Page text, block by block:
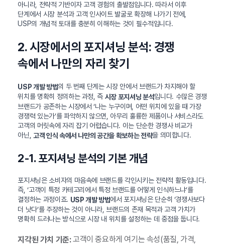
아니라, 전략적 기반이자 고객 경험의 출발점입니다. 따라서 이후
단계에서 시장 분석과 고객 인사이트 발굴로 확장해 나가기 전에,
USP의 개념적 토대를 충분히 이해하는 것이 필수적입니다.
2. 시장에서의 포지셔닝 분석: 경쟁
속에서 나만의 자리 찾기
USP 개발 방법의 두 번째 단계는 시장 안에서 브랜드가 차지해야 할
위치를 명확히 정의하는 과정, 즉 시장 포지셔닝 분석입니다. 수많은 경쟁
브랜드가 공존하는 시장에서 ‘나는 누구이며, 어떤 위치에 있을 때 가장
경쟁력 있는가’를 파악하지 않으면, 아무리 훌륭한 제품이나 서비스라도
고객의 머릿속에 자리 잡기 어렵습니다. 이는 단순한 경쟁사 비교가
아닌, 고객 인식 속에서 나만의 공간을 확보하는 전략을 의미합니다.
2-1. 포지셔닝 분석의 기본 개념
포지셔닝은 소비자의 마음속에 브랜드를 각인시키는 전략적 활동입니다.
즉, ‘고객이 특정 카테고리에서 특정 브랜드를 어떻게 인식하느냐’를
결정하는 과정이죠. USP 개발 방법에서 포지셔닝은 단순히 ‘경쟁사보다
더 낫다’를 주장하는 것이 아니라, 브랜드의 존재 목적과 고객 가치가
명확히 드러나는 방식으로 시장 내 위치를 설정하는 데 중점을 둡니다.
지각된 가치 기준:고객이 중요하게 여기는 속성(품질, 가격,